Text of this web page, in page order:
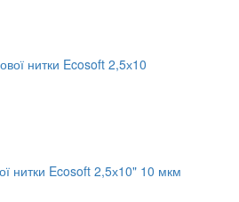
нитки Ecosoft 2,5х10" 10 мкм